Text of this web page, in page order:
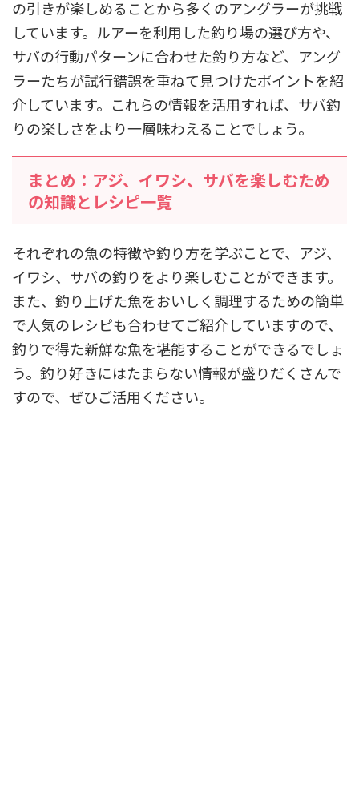
の引きが楽しめることから多くのアングラーが挑戦
しています。ルアーを利用した釣り場の選び方や、
サバの行動パターンに合わせた釣り方など、アング
ラーたちが試行錯誤を重ねて見つけたポイントを紹
介しています。これらの情報を活用すれば、サバ釣
りの楽しさをより一層味わえることでしょう。
まとめ：アジ、イワシ、サバを楽しむため
の知識とレシピ一覧
それぞれの魚の特徴や釣り方を学ぶことで、アジ、
イワシ、サバの釣りをより楽しむことができます。
また、釣り上げた魚をおいしく調理するための簡単
で人気のレシピも合わせてご紹介していますので、
釣りで得た新鮮な魚を堪能することができるでしょ
う。釣り好きにはたまらない情報が盛りだくさんで
すので、ぜひご活用ください。